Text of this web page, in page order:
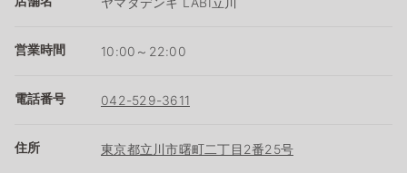
営業時間 10:00～22:00
電話番号 042-529-3611
住所 東京都立川市曙町二丁目2番25号